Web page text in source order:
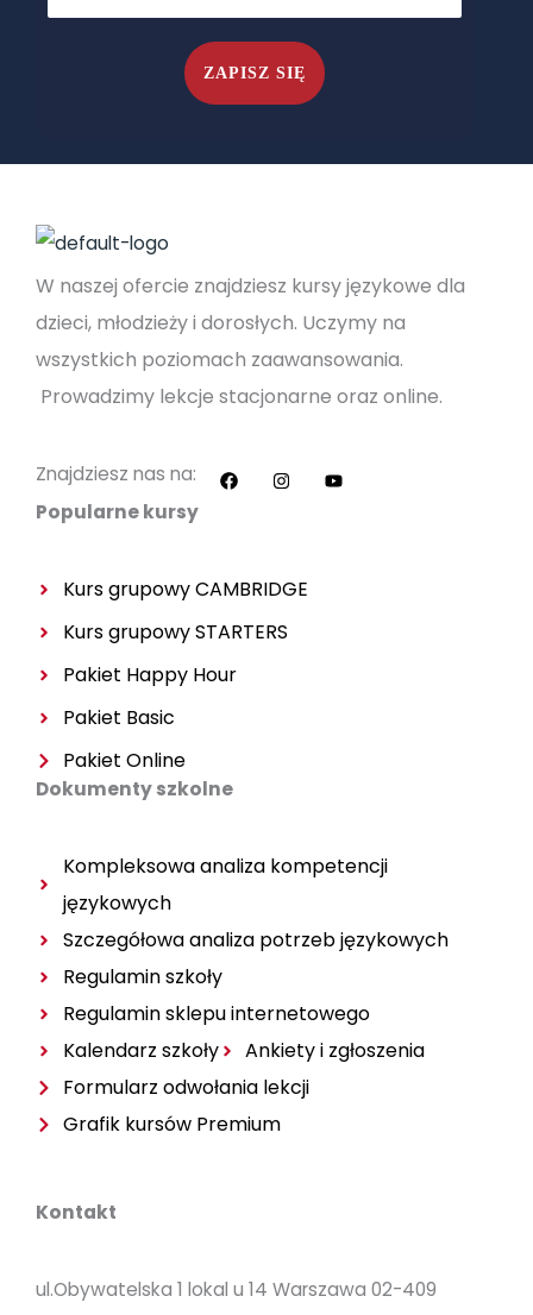
W naszej ofercie znajdziesz kursy językowe dla
dzieci, młodzieży i dorosłych. Uczymy na
wszystkich poziomach zaawansowania.
Prowadzimy lekcje stacjonarne oraz online.
Znajdziesz nas na: c
e
s
t
m
u
t
Popularne kursy
Kurs grupowy CAMBRIDGE
Kurs grupowySTARTERS
Pakiet Happy Hour
Pakiet Basic
Pakiet Online
Dokumenty szkolne
Kompleksowa analiza kompetencji
językowych
Szczegółowa analiza potrzeb językowych
Regulamin szkoły
Regulamin sklepu internetowego
Kalendarz szkoły
Ankiety i zgłoszenia
Formularz odwołania lekcji
Grafik kursów Premium
Kontakt
ul.Obywatelska 1 lokal u 14 Warszawa 02-409